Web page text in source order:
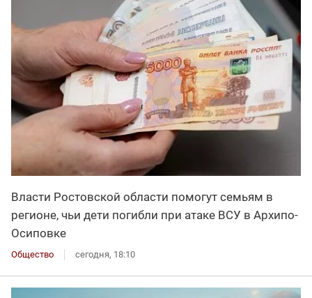
Власти Ростовской области помогут семьям в
регионе, чьи дети погибли при атаке ВСУ в Архипо-
Осиповке
Общество сегодня, 18:10